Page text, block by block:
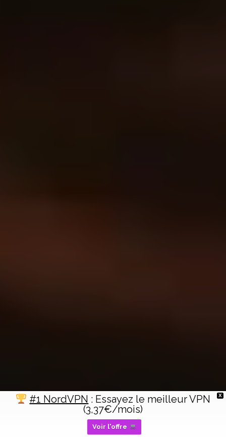
X
#1 NordVPN : Essayez le meilleur VPN
(3,37€/mois)
Voir l'offre